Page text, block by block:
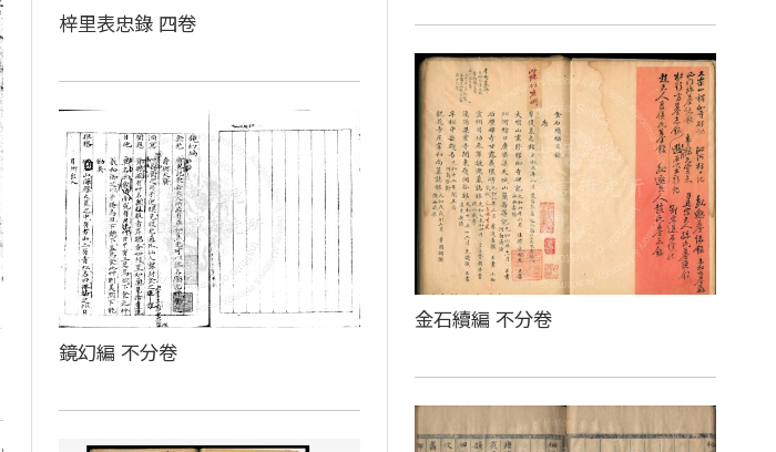
梓里表忠錄 四卷
金石續編 不分卷
鏡幻編 不分卷